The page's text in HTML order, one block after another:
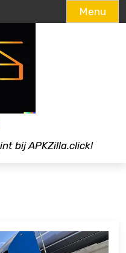
Menu
bij APKZilla.click!